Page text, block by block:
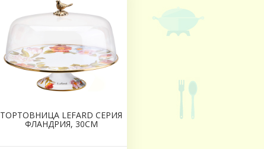
ТОРТОВНИЦА LEFARD СЕРИЯ
ФЛАНДРИЯ, 30СМ